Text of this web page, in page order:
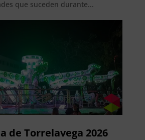
que suceden durante...
de Torrelavega 2026